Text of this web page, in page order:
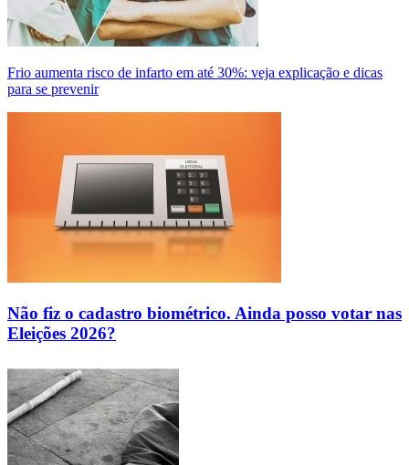
Frio aumenta risco de infarto em até 30%: veja explicação e dicas
para se prevenir
Não fiz o cadastro biométrico. Ainda posso votar nas
Eleições 2026?